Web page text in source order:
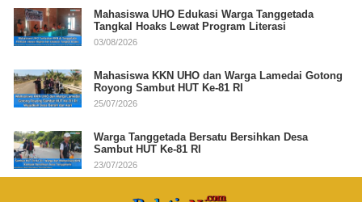
Mahasiswa UHO Edukasi Warga Tanggetada
Tangkal Hoaks Lewat Program Literasi
03/08/2026
Mahasiswa KKN UHO dan Warga Lamedai Gotong
Royong Sambut HUT Ke-81 RI
25/07/2026
Warga Tanggetada Bersatu Bersihkan Desa
Sambut HUT Ke-81 RI
23/07/2026